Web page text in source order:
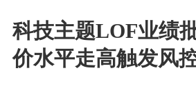
科技主题LOF业绩
价水平走高触发风